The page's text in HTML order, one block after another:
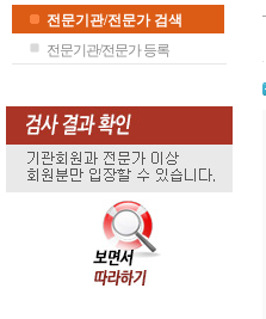
전문기관/전문가 검색
전문기관/전문가 등록